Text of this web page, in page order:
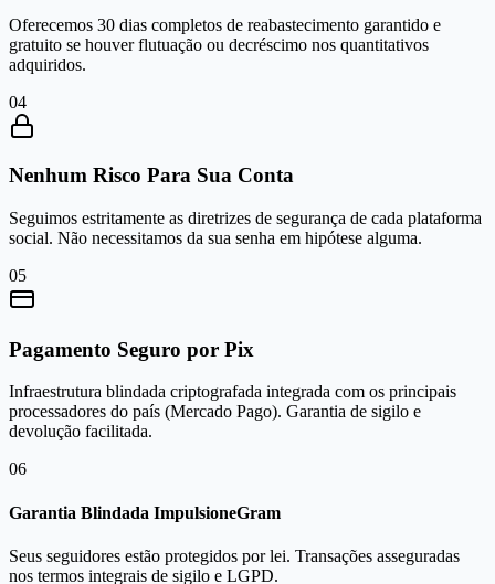
Oferecemos 30 dias completos de reabastecimento garantido e
gratuito se houver flutuação ou decréscimo nos quantitativos
adquiridos.
04
Nenhum Risco Para Sua Conta
Seguimos estritamente as diretrizes de segurança de cada plataforma
social. Não necessitamos da sua senha em hipótese alguma.
05
Pagamento Seguro por Pix
Infraestrutura blindada criptografada integrada com os principais
processadores do país (Mercado Pago). Garantia de sigilo e
devolução facilitada.
06
Garantia Blindada ImpulsioneGram
Seus seguidores estão protegidos por lei. Transações asseguradas
nos termos integrais de sigilo e LGPD.